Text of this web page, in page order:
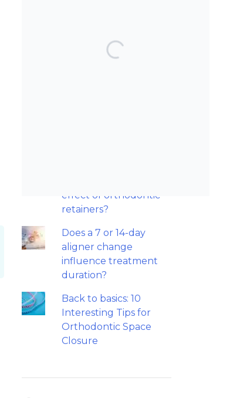
TOP POSTS & PAGES
effect of orthodontic
retainers?
Does a 7 or 14-day
aligner change
influence treatment
duration?
Back to basics: 10
Interesting Tips for
Orthodontic Space
Closure